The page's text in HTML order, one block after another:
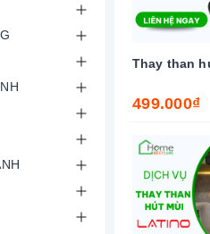
Thay than
499.000₫